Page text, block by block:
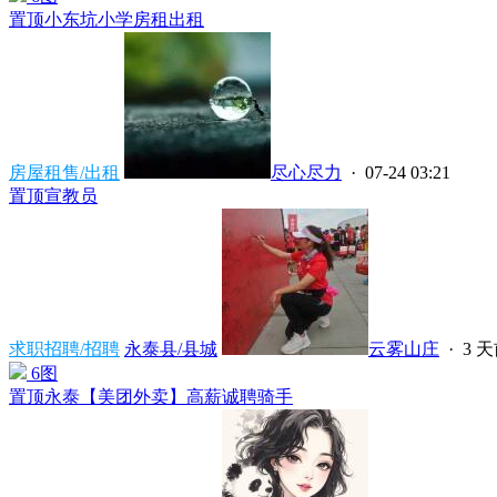
置顶小东坑小学房租出租
房屋租售/出租 尽心尽力
· 07-24 03:21
置顶宣教员
求职招聘/招聘 永泰县/县城 云雾山庄 · 3
6图
置顶永泰【美团外卖】高薪诚聘骑手